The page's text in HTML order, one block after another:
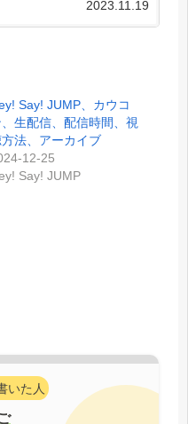
2023.11.19
Say! JUMP、カウコ
、生配信、配信時間、視
法、アーカイブ
12-25
Say! JUMP
いた人